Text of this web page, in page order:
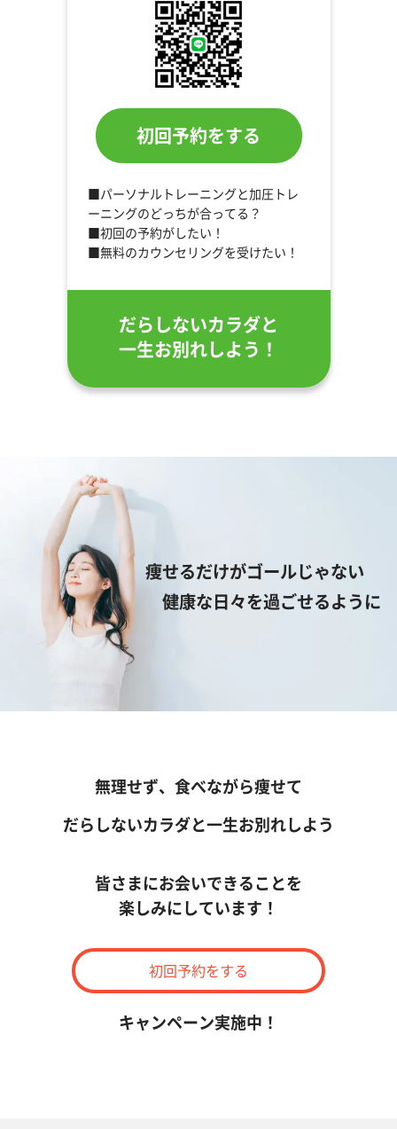
初回予約をする
■パーソナルトレーニングと加圧トレ
ーニングのどっちが合ってる？
■初回の予約がしたい！
■無料のカウンセリングを受けたい！
だらしないカラダと
一生お別れしよう！
痩せるだけがゴールじゃない
健康な日々を過ごせるように
無理せず、食べながら痩せて
だらしないカラダと一生お別れしよう
皆さまにお会いできることを
楽しみにしています！
初回予約をする
キャンペーン実施中！